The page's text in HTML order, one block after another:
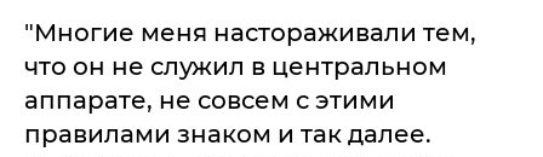
"Многие меня настораживали тем,
что он не служил в центральном
аппарате, не совсем с этими
правилами знаком и так далее.